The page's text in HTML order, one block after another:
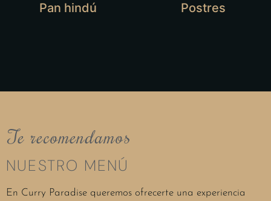
Pan hindú Postres
Te recomendamos
NUESTRO MENÚ
En Curry Paradise queremos ofrecerte una experiencia